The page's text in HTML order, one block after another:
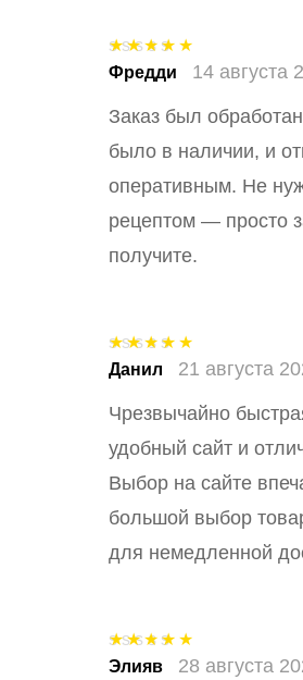
Оценка5
из
Фредди 14 августа
Заказ был
было в наличии, и
оперативным. Не
рецептом — просто
получите.
Оценка 5из
5
Данил 21 августа
Чрезвычайно
удобный сайт и
Выбор на сайте
большой выбор
для немедленной
Оценка 5из
Элияв 28 августа